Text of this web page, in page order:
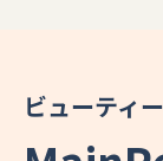
ビューティ